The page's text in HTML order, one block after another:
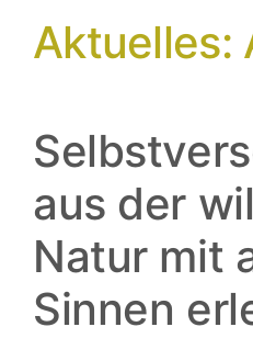
Aktuelles:
aus der
Natur mit
Sinnen